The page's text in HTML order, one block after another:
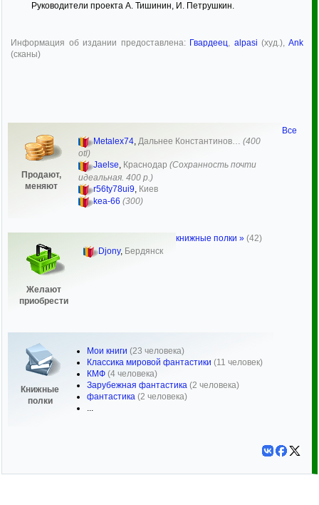
Руководители проекта А. Тишинин, И. Петрушкин.
Информация об издании предоставлена: Гвардеец, alpasi (худ.),Ank
(сканы)
Продают,
меняют
Metalex74, Дальнее Константинов… (400
otl)
Jaelse, Краснодар (Сохранность почти
идеальная. 400 р.)
r56ty78ui9 Киев
kea-66 (300)
Желают
приобрести
Djony, Бердянск
Книжные
полки
Мои книги (23 человека)
Классика мировой фантастики (11 человек)
КМФ (4 человека)
Зарубежная фантастика (2 человека)
фантастика (2 человека)
...
Все
книжные полки » (42)